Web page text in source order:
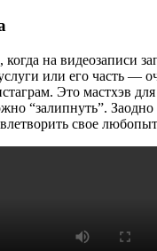
на видеозаписи
или его часть —
Это мастхэв
“залипнуть”.
свое